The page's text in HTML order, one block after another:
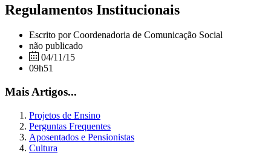
Regulamentos Institucionais
Escrito por Coordenadoria de Comunicação Social
não publicado
04/11/15
09h51
Mais Artigos...
Projetos de Ensino
Perguntas Frequentes
Aposentados e Pensionistas
Cultura